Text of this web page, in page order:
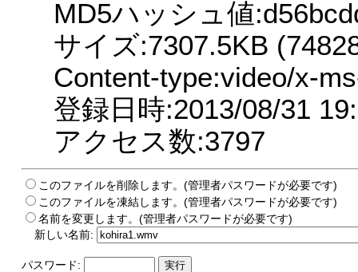
MD5ハッシュ値
サイズ:7307.5KB
Content-type:video/x-
登録日時:2013/08/31
アクセス数:3797
このファイルを削除します。(管理者パスワードが必要です)
このファイルを凍結します。(管理者パスワードが必要です)
名前を変更します。(管理者パスワードが必要です)
新しい名前:
パスワード: